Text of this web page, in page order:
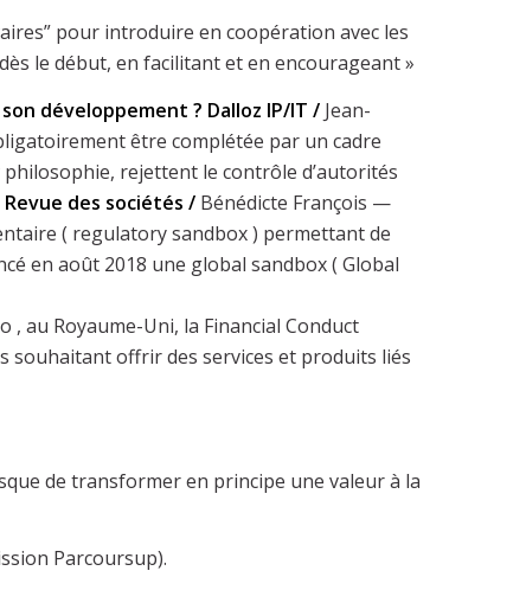
pour introduire en coopération avec les
le début, en facilitant et en encourageant »
développement ? Dalloz IP/IT /Jean-
être complétée par un cadre
rejettent le contrôle d’autorités
Revue des sociétés /Bénédicte François —
( regulatory sandbox ) permettant de
en août 2018 une global sandbox ( Global
, au Royaume-Uni, la Financial Conduct
souhaitant offrir des services et produits liés
de transformer en principe une valeur à la
Parcoursup).